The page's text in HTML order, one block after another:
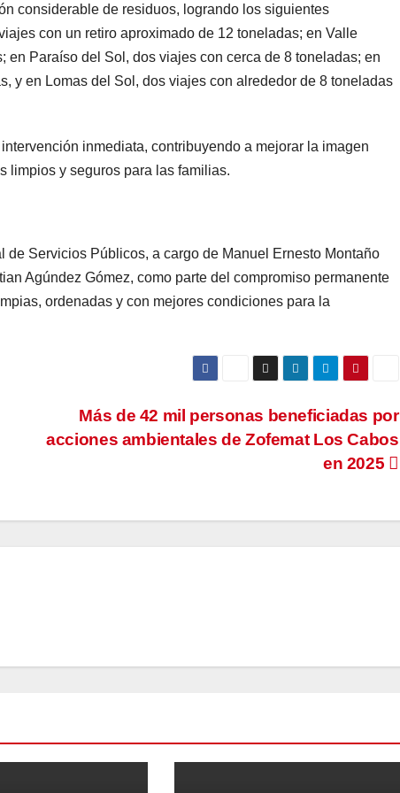
considerable de residuos, logrando los siguientes
con un retiro aproximado de 12 toneladas; en Valle
Paraíso del Sol, dos viajes con cerca de 8 toneladas; en
y en Lomas del Sol, dos viajes con alrededor de 8 toneladas
inmediata, contribuyendo a mejorar la imagen
limpios y seguros para las familias.
Servicios Públicos, a cargo de Manuel Ernesto Montaño
Agúndez Gómez, como parte del compromiso permanente
ordenadas y con mejores condiciones para la
Más de 42 mil personas beneficiadas por
acciones ambientales de Zofemat Los Cabos
en 2025